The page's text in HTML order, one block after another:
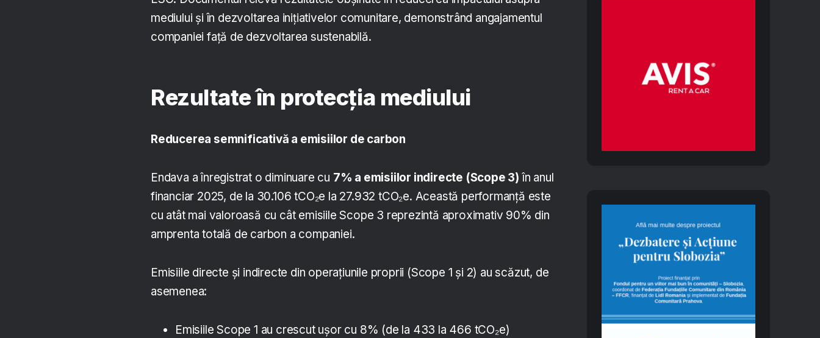
mediului și în dezvoltarea inițiativelor comunitare, demonstrând angajamentul
companiei față de dezvoltarea sustenabilă.
Rezultate în protecția mediului
Reducerea semnificativă a emisiilor de carbon
Endava a înregistrat o diminuare cu 7% a emisiilor indirecte (Scope 3) în anul
financiar 2025, de la 30.106 tCO₂e la 27.932 tCO₂e. Această performanță este
cu atât mai valoroasă cu cât emisiile Scope 3 reprezintă aproximativ 90% din
amprenta totală de carbon a companiei.
Emisiile directe și indirecte din operațiunile proprii (Scope 1 și 2) au scăzut, de
asemenea:
Emisiile Scope 1 au crescut ușor cu 8% (de la 433 la 466 tCO₂e)